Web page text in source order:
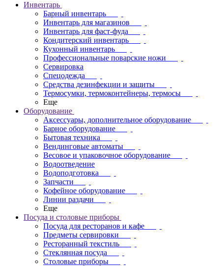
Инвентарь
Барный инвентарь
Инвентарь для магазинов
Инвентарь для фаст-фуда
Кондитерский инвентарь
Кухонный инвентарь
Профессиональные поварские ножи
Сервировка
Спецодежда
Средства дезинфекции и защиты
Термосумки, термоконтейнеры, термосы
Еще
Оборудование
Аксессуары, дополнительное оборудование
Барное оборудование
Бытовая техника
Вендинговые автоматы
Весовое и упаковочное оборудование
Водоотведение
Водоподготовка
Запчасти
Кофейное оборудование
Линии раздачи
Еще
Посуда и столовые приборы
Посуда для ресторанов и кафе
Предметы сервировки
Ресторанный текстиль
Стеклянная посуда
Столовые приборы